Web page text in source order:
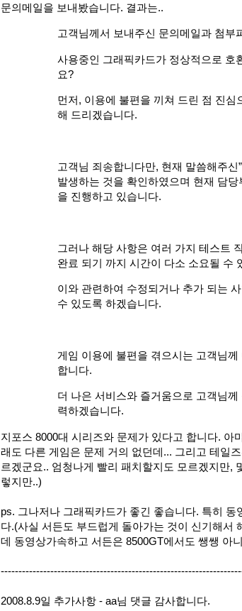
문의메일을 보내봤습니다. 결과는..
고객님께서 보내주신 문의메일과 첨부
사용중인 그래픽카드가 정상적으로 호
요?
먼저, 이용에 불편을 끼쳐 드린 점 진
해 드리겠습니다.
고객님 죄송합니다만, 현재 말씀해주
발생하는 것을 확인하였으며 현재 담
을 진행하고 있습니다.
그러나 해당 사항은 여러 가지 테스트
완료 되기 까지 시간이 다소 소요될 수
이와 관련하여 수정되거나 추가 되는
수 있도록 하겠습니다.
게임 이용에 불편을 겪으시는 고객님
합니다.
더 나은 서비스와 즐거움으로 고객님
력하겠습니다.
지포스 8000대 시리즈와 문제가 있다고 합니다. 아
래도 다른 게임은 문제 거의 없던데... 그리고 테일
르겠군요.. 엄청나게 빨리 패치할지도 모르겠지만,
렇지만..)
ps. 그나저나 그래픽카드가 좋긴 좋습니다. 특히
다.(사실 서든도 부드럽게 돌아가는 것이 신기해서
데 동영상가속하고 서든은 8500GT에서도 쌩쌩 아
2008.8.9일 추가사항 - aa님 댓글 감사합니다.